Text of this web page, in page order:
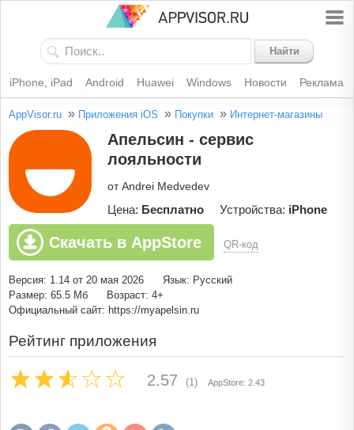
Найти
iPhone, iPad Android Huawei Windows Новости Реклама
AppVisor.ru » Приложения iOS » Покупки » Интернет-магазины
Апельсин - сервис
лояльности
от Andrei Medvedev
Цена: Бесплатно Устройства: iPhone
Скачать в AppStore QR-код
Версия: 1.14 от 20 мая 2026
Язык: Русский
Размер: 65.5 Мб
Возраст: 4+
Официальный сайт: https://myapelsin.ru
Рейтинг приложения
2.57 (1) AppStore: 2.43